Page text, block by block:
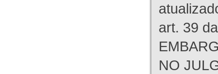
art. 39
NO